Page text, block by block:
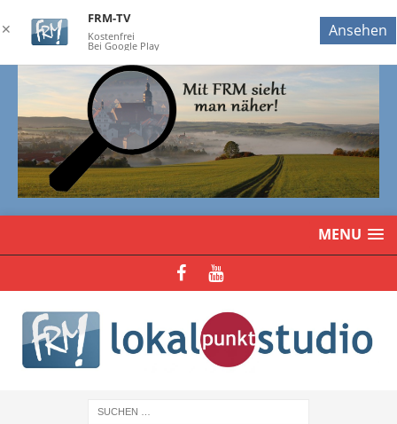
MENU
✕
FRM-TV
Kostenfrei
Bei Google Play
Ansehen